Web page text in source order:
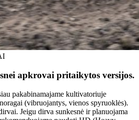
apkrovai pritaikytos versijos.
pakabinamajame kultivatoriuje
(vibruojantys, vienos spyruoklės).
Jeigu dirva sunkesnė ir planuojama